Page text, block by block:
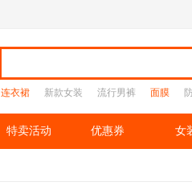
连衣裙 新款女装 流行男裤 面膜
特卖活动 优惠券 女